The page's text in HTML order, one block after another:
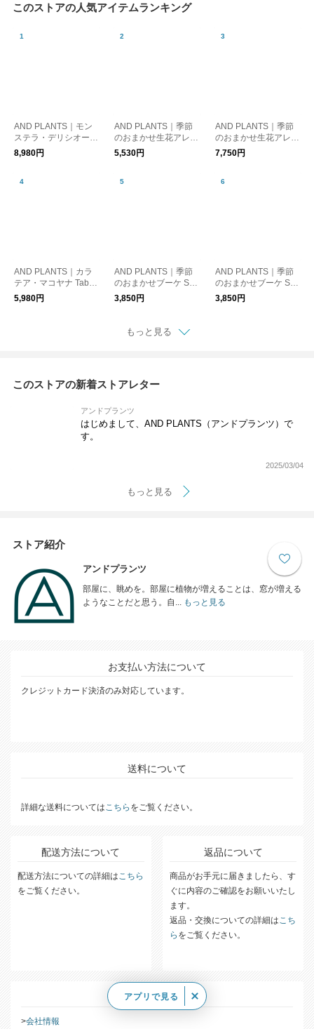
このストアの人気アイテムランキング
AND PLANTS｜モン
ステラ・デリシオーサ
S
8,980円
AND PLANTS｜季節
のおまかせ生花アレン
ジ S - オレンジ -
5,530円
AND PLANTS｜季節
のおまかせ生花アレン
ジ M - グリーン -
7,750円
AND PLANTS｜カラ
テア・マコヤナ Table-
L
5,980円
AND PLANTS｜季節
のおまかせブーケ S -
ミックス -
3,850円
AND PLANTS｜季節
のおまかせブーケ S -
ピンク -
3,850円
もっと見る
このストアの新着ストアレター
アンドプランツ
はじめまして、AND PLANTS（アンドプランツ）で
す。
2025/03/04
もっと見る
ストア紹介
アンドプランツ
部屋に、眺めを。部屋に植物が増えることは、窓が増える
ようなことだと思う。自...もっと見る
お支払い方法について
クレジットカード決済のみ対応しています。
送料について
詳細な送料については こちら をご覧ください。
配送方法について
配送方法についての詳細は こちら
をご覧ください。
返品について
商品がお手元に届きましたら、す
ぐに内容のご確認をお願いいたし
ます。
返品・交換についての詳細は こち
ら をご覧ください。
このストアについて
会社情報
アプリで見る